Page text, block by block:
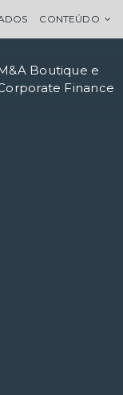
CONTEÚDO
Boutique e
Finance